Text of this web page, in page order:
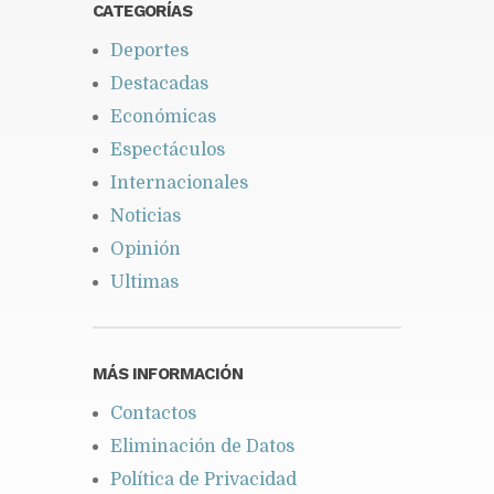
CATEGORÍAS
Deportes
Destacadas
Económicas
Espectáculos
Internacionales
Noticias
Opinión
Ultimas
MÁS INFORMACIÓN
Contactos
Eliminación de Datos
Política de Privacidad